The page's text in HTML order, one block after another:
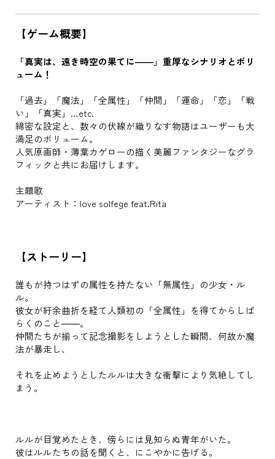
【ゲーム概要】
「真実は、遠き時空の果てに――」重厚なシナリオとボリ
ューム！
「過去」「魔法」「全属性」「仲間」「運命」「恋」「戦
い」「真実」…etc.
綿密な設定と、数々の伏線が織りなす物語はユーザーも大
満足のボリューム。
人気原画師・薄葉カゲローの描く美麗ファンタジーなグラ
フィックと共にお届けします。
主題歌
アーティスト：love solfege feat.Rita
【ストーリー】
誰もが持つはずの属性を持たない「無属性」の少女・ル
ル。
彼女が紆余曲折を経て人類初の「全属性」を得てからしば
らくのこと――。
仲間たちが揃って記念撮影をしようとした瞬間、何故か魔
法が暴走し、
それを止めようとしたルルは大きな衝撃により気絶してし
まう。
ルルが目覚めたとき、傍らには見知らぬ青年がいた。
彼はルルたちの話を聞くと、にこやかに告げる。